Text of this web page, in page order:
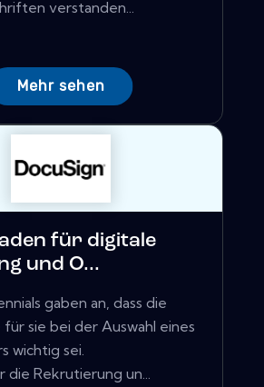
verstanden...
Mehr sehen
für digitale
und O...
gaben an, dass die
sie bei der Auswahl eines
wichtig sei.
die Rekrutierung un...